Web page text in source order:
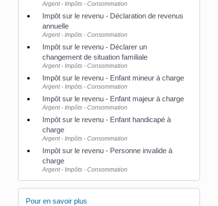
Argent - Impôts - Consommation
Impôt sur le revenu - Déclaration de revenus
annuelle
Argent - Impôts - Consommation
Impôt sur le revenu - Déclarer un
changement de situation familiale
Argent - Impôts - Consommation
Impôt sur le revenu - Enfant mineur à charge
Argent - Impôts - Consommation
Impôt sur le revenu - Enfant majeur à charge
Argent - Impôts - Consommation
Impôt sur le revenu - Enfant handicapé à
charge
Argent - Impôts - Consommation
Impôt sur le revenu - Personne invalide à
charge
Argent - Impôts - Consommation
Pour en savoir plus